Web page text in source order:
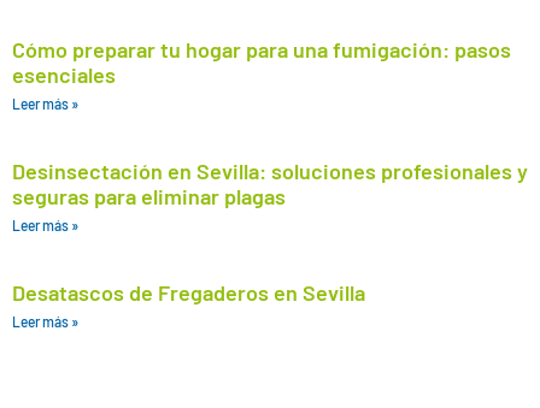
Cómo preparar tu hogar para una fumigación: pasos
esenciales
Leer más »
Desinsectación en Sevilla: soluciones profesionales y
seguras para eliminar plagas
Leer más »
Desatascos de Fregaderos en Sevilla
Leer más »